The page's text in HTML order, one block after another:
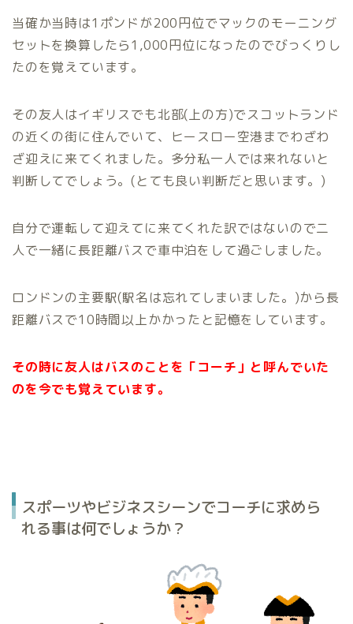
当確か当時は1ポンドが200円位でマックのモーニング
セットを換算したら1,000円位になったのでびっくりし
たのを覚えています。
その友人はイギリスでも北部(上の方)でスコットランド
の近くの街に住んでいて、ヒースロー空港までわざわ
ざ迎えに来てくれました。多分私一人では来れないと
判断してでしょう。(とても良い判断だと思います。)
自分で運転して迎えてに来てくれた訳ではないので二
人で一緒に長距離バスで車中泊をして過ごしました。
ロンドンの主要駅(駅名は忘れてしまいました。)から長
距離バスで10時間以上かかったと記憶をしています。
その時に友人はバスのことを「コーチ」と呼んでいた
のを今でも覚えています。
スポーツやビジネスシーンでコーチに求めら
れる事は何でしょうか？